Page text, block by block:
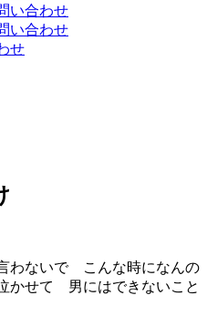
い合わせ
い合わせ
せ
わないで こんな時になんの
かせて 男にはできないこと